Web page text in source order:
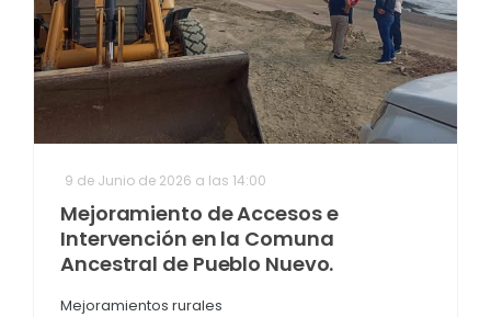
9 de Junio de 2026 a las 14:00
Mejoramiento de Accesos e
Intervención en la Comuna
Ancestral de Pueblo Nuevo.
Mejoramientos rurales